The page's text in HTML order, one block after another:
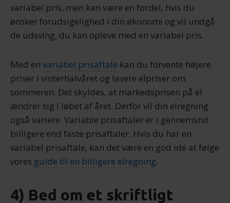
variabel pris, men kan være en fordel, hvis du
ønsker forudsigelighed i din økonomi og vil undgå
de udsving, du kan opleve med en variabel pris.
Med en variabel prisaftale kan du forvente højere
priser i vinterhalvåret og lavere elpriser om
sommeren. Det skyldes, at markedsprisen på el
ændrer sig i løbet af året. Derfor vil din elregning
også variere. Variable prisaftaler er i gennemsnit
billigere end faste prisaftaler. Hvis du har en
variabel prisaftale, kan det være en god idé at følge
vores guide til en billigere elregning.
4) Bed om et skriftligt